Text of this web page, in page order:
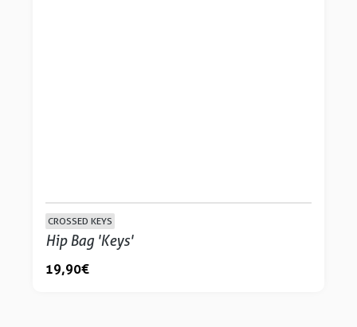
CROSSED KEYS
Hip Bag 'Keys'
19,90 €